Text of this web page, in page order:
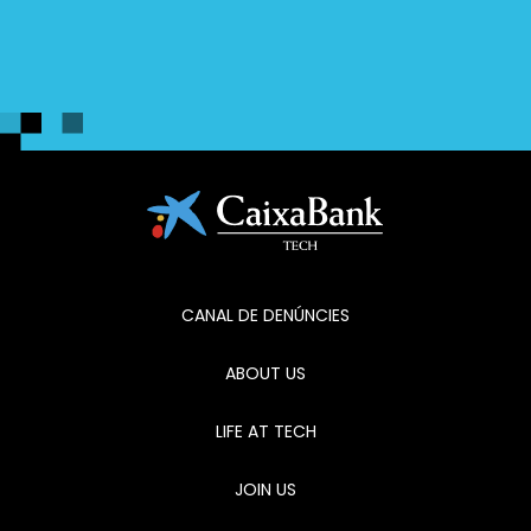
CANAL DE DENÚNCIES
ABOUT US
LIFE AT TECH
JOIN US